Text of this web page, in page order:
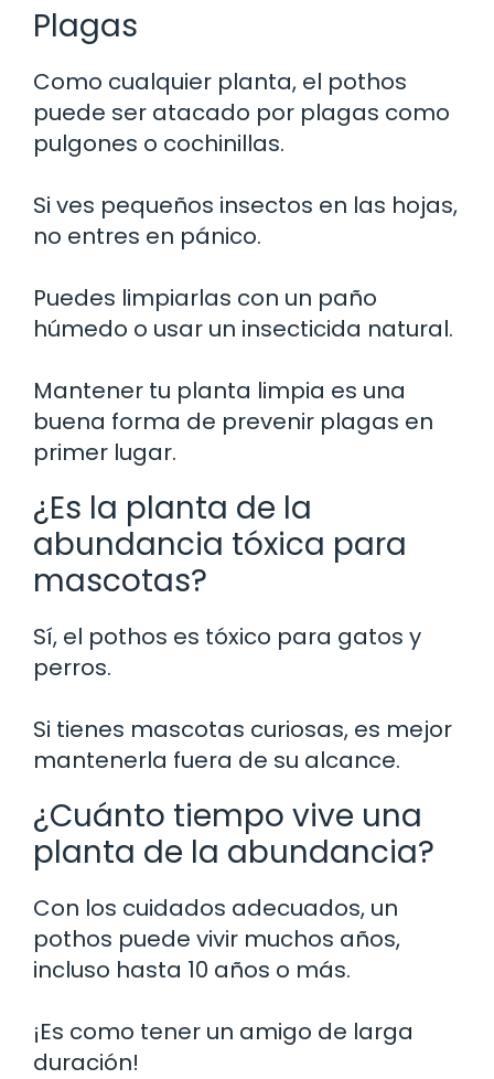
Plagas
Como cualquier planta, el pothos
puede ser atacado por plagas como
pulgones o cochinillas.
Si ves pequeños insectos en las hojas,
no entres en pánico.
Puedes limpiarlas con un paño
húmedo o usar un insecticida natural.
Mantener tu planta limpia es una
buena forma de prevenir plagas en
primer lugar.
¿Es la planta de la
abundancia tóxica para
mascotas?
Sí, el pothos es tóxico para gatos y
perros.
Si tienes mascotas curiosas, es mejor
mantenerla fuera de su alcance.
¿Cuánto tiempo vive una
planta de la abundancia?
Con los cuidados adecuados, un
pothos puede vivir muchos años,
incluso hasta 10 años o más.
¡Es como tener un amigo de larga
duración!